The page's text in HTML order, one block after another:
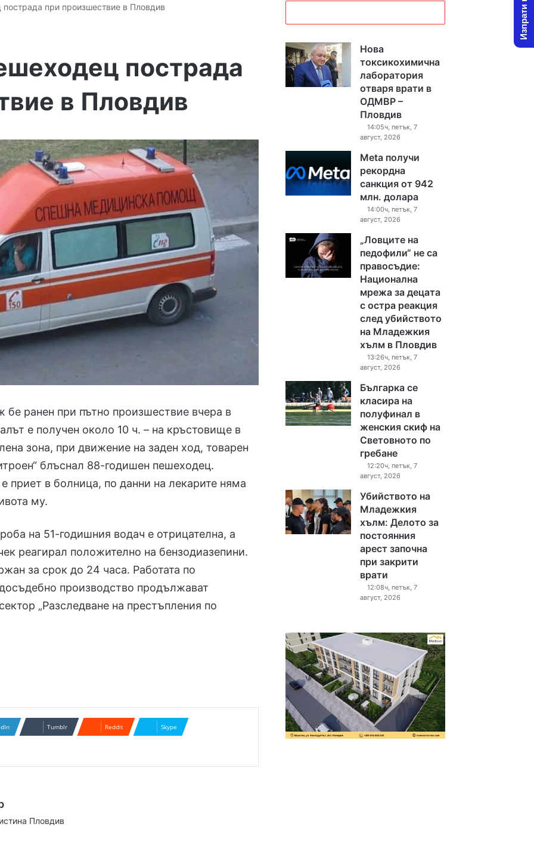
при произшествие в Пловдив
пострада
в Пловдив
бе ранен при пътно произшествие вчера в
е получен около 10 ч. – на кръстовище в
зона, при движение на заден ход, товарен
блъснал 88-годишен пешеходец.
приет в болница, по данни на лекарите няма
му.
на 51-годишния водач е отрицателна, а
реагирал положително на бензодиазепини.
за срок до 24 часа. Работата по
производство продължават
„Разследване на престъпления по
Tumblr Reddit Skype
Пловдив
Нова
токсикохимична
лаборатория
отваря врати в
ОДМВР –
Пловдив
14:05ч, петък, 7
август, 2026
Meta получи
рекордна
санкция от 942
млн. долара
14:00ч, петък, 7
август, 2026
„Ловците на
педофили“ не са
правосъдие:
Национална
мрежа за децата
с остра реакция
след убийството
на Младежкия
хълм в Пловдив
13:26ч, петък, 7
август, 2026
Българка се
класира на
полуфинал в
женския скиф на
Световното по
гребане
12:20ч, петък, 7
август, 2026
Убийството на
Младежкия
хълм: Делото за
постоянния
арест започна
при закрити
врати
12:08ч, петък, 7
август, 2026